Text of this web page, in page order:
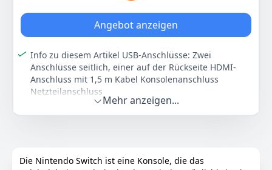
Die Station für Nintendo Switch (OLED-Modell) verfügt
über zwei USB-Anschlüsse, einen HDMI-Anschluss zur
LAN-Anschluss für eine stabile Internetverbindung im
TV-Modus
Nintendo Switch (OLED-Modell) verfügt über 64 GB
internen Speicherplatz. Der vorhandene Speicherplatz
kann mit einer kompatiblen microSD Card (separat
Erlebe einen klaren Klang beim Spielen im Handheld-
Angebot anzeigen
Info zu diesem Artikel USB-Anschlüsse: Zwei
Anschlüsse seitlich, einer auf der Rückseite HDMI-
Anschluss mit 1,5 m Kabel Konsolenanschluss
Netzteilanschluss
Nicht kompatibel mit Nintendo Switch 2
00 €
Mehr anzeigen...
Die Nintendo Switch ist eine Konsole, die das